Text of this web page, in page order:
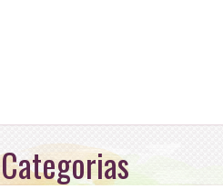
Categorias